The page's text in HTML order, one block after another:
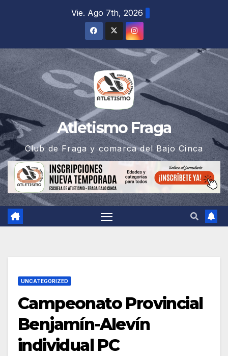
Vie. Ago 7th, 2026
Atletismo Fraga
Club de Fraga y comarca del Bajo Cinca
UNCATEGORIZED
Campeonato Provincial
Benjamín-Alevín
individual PC